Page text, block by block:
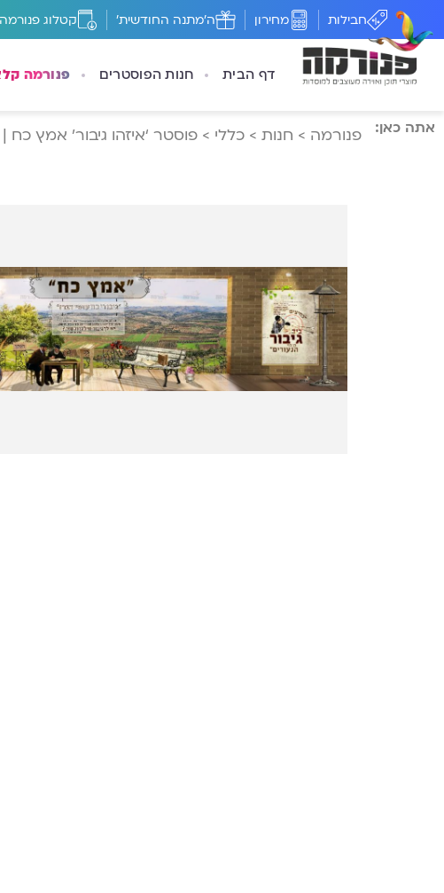
חבילות מחירון ה'מתנה החודשית' קטלוג
דף הבית חנות הפוסטרים פנורמה
אתה כאן: פנורמה > חנות > כללי > פוסטר ‘איזהו גיבור’ אמץ